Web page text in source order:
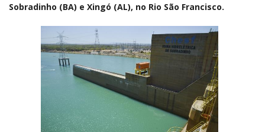
Sobradinho (BA) e Xingó (AL), no Rio São Francisco.